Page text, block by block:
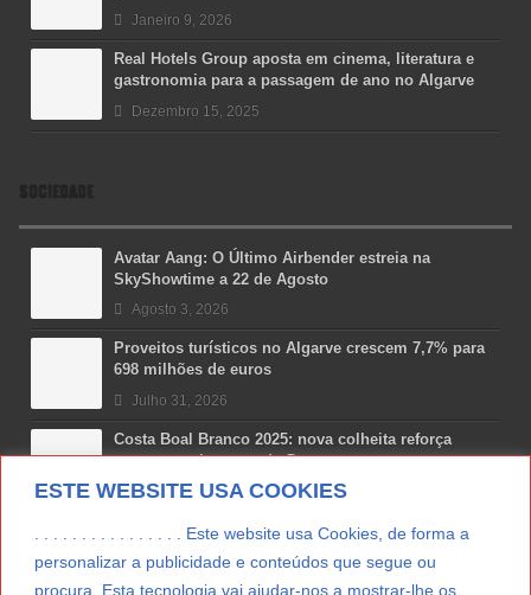
ESTE WEBSITE USA COOKIES
. . . . . . . . . . . . . . . . Este website usa Cookies, de forma a
personalizar a publicidade e conteúdos que segue ou
procura. Esta tecnologia vai ajudar-nos a mostrar-lhe os
Janeiro 9, 2026
Real Hotels Group aposta em cinema, literatura e
gastronomia para a passagem de ano no Algarve
Dezembro 15, 2025
SOCIEDADE
Avatar Aang: O Último Airbender estreia na
SkyShowtime a 22 de Agosto
Agosto 3, 2026
Proveitos turísticos no Algarve crescem 7,7% para
698 milhões de euros
Julho 31, 2026
Costa Boal Branco 2025: nova colheita reforça
aposta nos brancos do Douro
Julho 29, 2026
Novas 7 Maravilhas de Portugal: Setúbal recebe
Julho 29, 2026